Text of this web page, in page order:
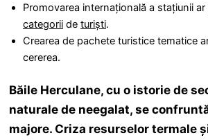
Promovarea internațională a stațiunii
categorii de turiști.
Crearea de pachete turistice tematice
cererea.
Băile Herculane, cu o istorie de
naturale de neegalat, se
majore. Criza resurselor termale